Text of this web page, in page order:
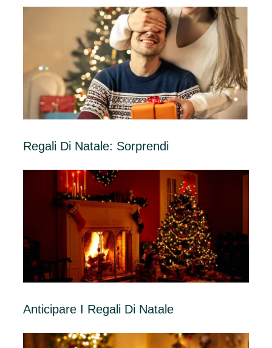
Regali Di Natale: Sorprendi
Anticipare I Regali Di Natale